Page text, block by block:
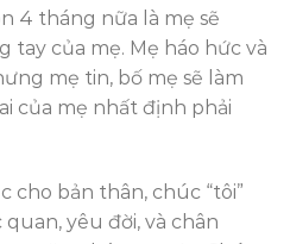
4 tháng nữa là mẹ sẽ
tay của mẹ. Mẹ háo hức và
mẹ tin, bố mẹ sẽ làm
của mẹ nhất định phải
cho bản thân, chúc “tôi”
yêu đời, và chân